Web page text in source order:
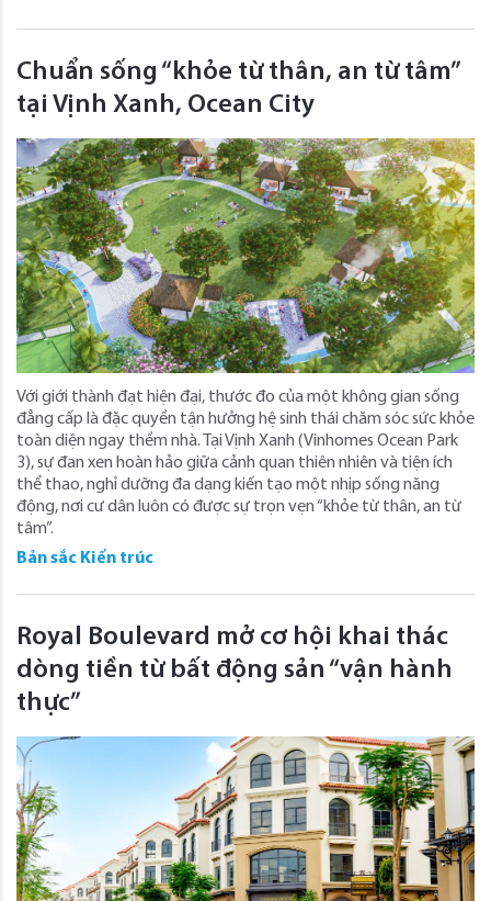
Chuẩn sống “khỏe từ thân, an từ tâm”
tại Vịnh Xanh, Ocean City
Với giới thành đạt hiện đại, thước đo của một không gian sống
đẳng cấp là đặc quyền tận hưởng hệ sinh thái chăm sóc sức khỏe
toàn diện ngay thềm nhà. Tại Vịnh Xanh (Vinhomes Ocean Park
3), sự đan xen hoàn hảo giữa cảnh quan thiên nhiên và tiện ích
thể thao, nghỉ dưỡng đa dạng kiến tạo một nhịp sống năng
động, nơi cư dân luôn có được sự trọn vẹn “khỏe từ thân, an từ
tâm”.
Bản sắc Kiến trúc
Royal Boulevard mở cơ hội khai thác
dòng tiền từ bất động sản “vận hành
thực”